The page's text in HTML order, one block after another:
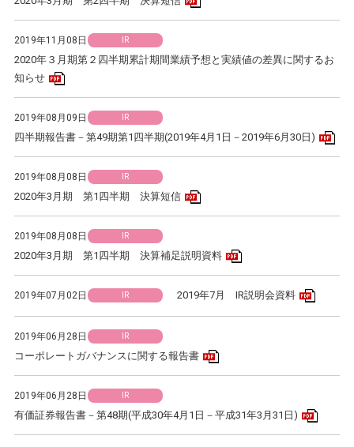
2019年11月08日 IR
2020年３月期第２四半期累計期間業績予想と実績値の差異に関するお
知らせ
2019年08月09日 IR
四半期報告書－第49期第1四半期(2019年4月1日－2019年6月30日)
2019年08月08日 IR
2020年3月期 第1四半期 決算短信
2019年08月08日 IR
2020年3月期 第1四半期 決算補足説明資料
2019年07月02日 IR 2019年7月 IR説明会資料
2019年06月28日 IR
コーポレートガバナンスに関する報告書
2019年06月28日 IR
有価証券報告書－第48期(平成30年4月1日－平成31年3月31日)